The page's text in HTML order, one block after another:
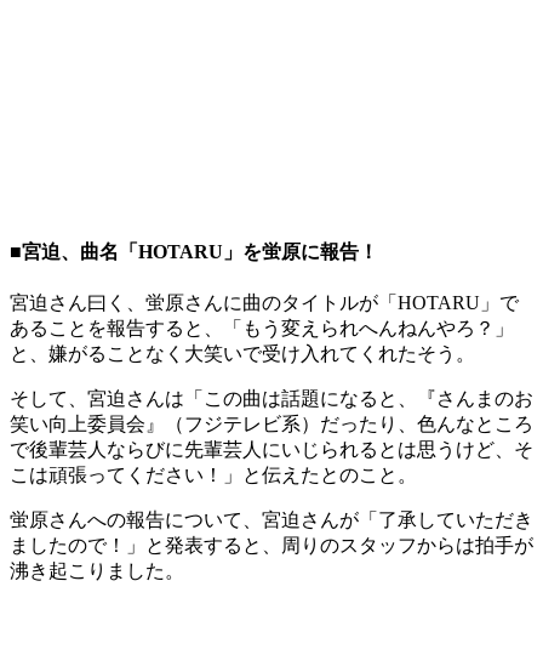
■宮迫、曲名「HOTARU」を蛍原に報告！
宮迫さん曰く、蛍原さんに曲のタイトルが「HOTARU」で
あることを報告すると、「もう変えられへんねんやろ？」
と、嫌がることなく大笑いで受け入れてくれたそう。
そして、宮迫さんは「この曲は話題になると、『さんまのお
笑い向上委員会』（フジテレビ系）だったり、色んなところ
で後輩芸人ならびに先輩芸人にいじられるとは思うけど、そ
こは頑張ってください！」と伝えたとのこと。
蛍原さんへの報告について、宮迫さんが「了承していただき
ましたので！」と発表すると、周りのスタッフからは拍手が
沸き起こりました。